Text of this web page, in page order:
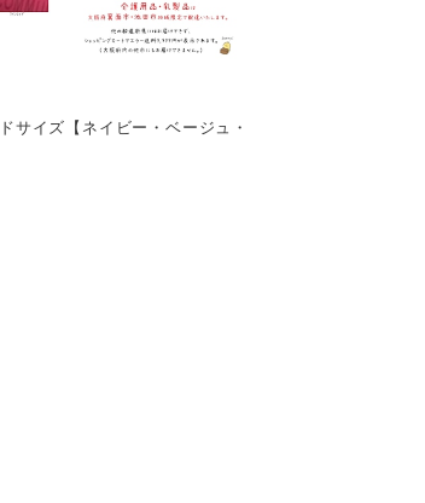
サイズ【ネイビー・ベージュ・